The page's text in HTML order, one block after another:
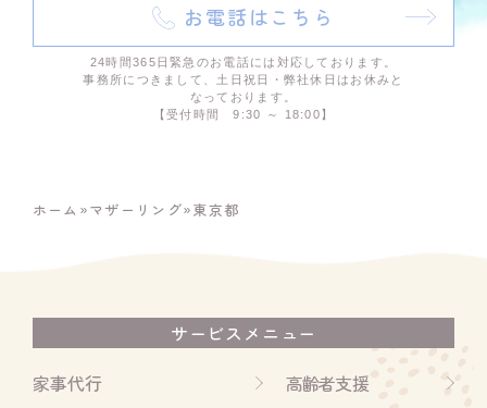
お電話はこちら
24時間365日緊急のお電話には対応しております。
事務所につきまして、土日祝日・弊社休日はお休みと
なっております。
【受付時間 9:30 ～ 18:00】
ホーム »マザーリング»東京都
サービスメニュー
家事代行
高齢者支援